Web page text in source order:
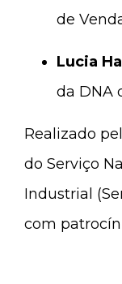
de
Lucia
da DNA
Realizado
do Serviço
Industrial
com